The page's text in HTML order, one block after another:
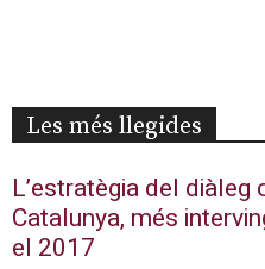
Les més llegides
L’estratègia del
Catalunya, més
el 2017